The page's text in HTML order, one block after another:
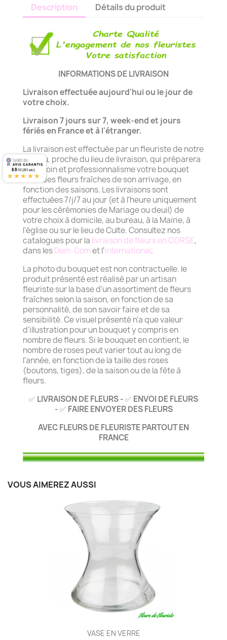
Description Détails du produit
INFORMATIONS DE LIVRAISON
Livraison effectuée aujourd'hui ou le jour de
votre choix.
Livraison 7 jours sur 7, week-end et jours
fériés en France et à l'étranger.
La livraison est effectuée par un fleuriste de notre
réseau, proche du lieu de livraison, qui préparera
avec soin et professionnalisme votre bouquet
avec des fleurs fraîches de son arrivage, en
fonction des saisons. Les livraisons sont
effectuées 7/j/7 au jour (et à l'heure uniquement
pour les cérémonies de Mariage ou deuil) de
votre choix à domicile, au bureau, à la Mairie, à
l'église ou sur le lieu de Culte. Consultez nos
catalogues pour la livraison de fleurs en CORSE,
dans lesDom-Comet l'international.
La photo du bouquet est non contractuelle. le
produit présenté est réalisé par un artisan
fleuriste sur la base d'un assortiment de fleurs
fraîches selon la saison, en fonction de sa
personnalité, de son savoir faire et de sa
sensibilité. Ce visuel présenté n'a que valeur
d'illustration pour un bouquet y compris en
nombre de fleurs. Si le bouquet en contient, le
nombre de roses peut varier tout au long de
l'année, en fonction de la taille des roses
(boutons, tiges), de la saison ou de la fête à
fleurs.
✅ LIVRAISON DE FLEURS - ✅ ENVOI DE FLEURS
- ✅ FAIRE ENVOYER DES FLEURS
AVEC FLEURS DE FLEURISTE PARTOUT EN
FRANCE
VOUS AIMEREZ AUSSI
VASE EN VERRE
8.9/10 (201 avis)
★★★★★